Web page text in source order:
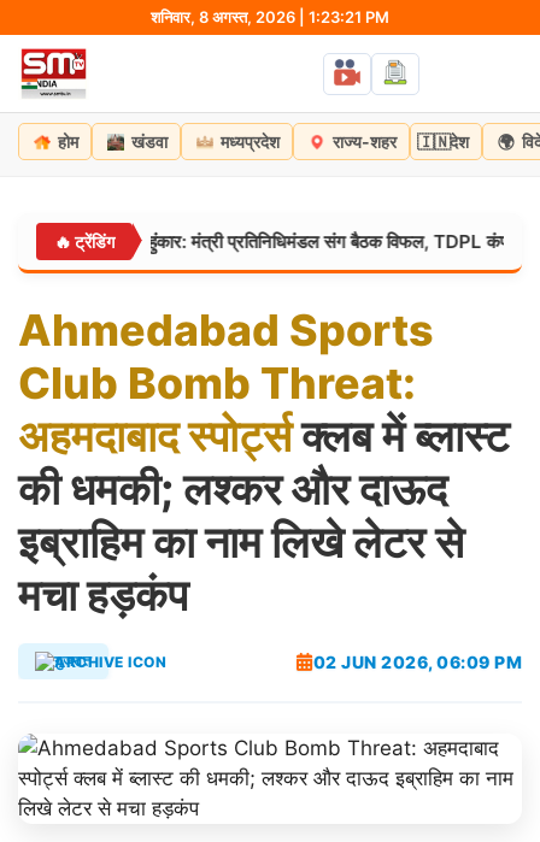
content
शनिवार, 8 अगस्त, 2026 | 1:23:22 PM
होम खंडवा मध्यप्रदेश राज्य-शहर 🇮🇳देश 🌍
🔥 ट्रेंडिंग
छात्रों का हुंकार: मंत्री प्रतिनिधिमंडल संग बैठक विफल, TDPL कंपनी को
Ahmedabad Sports
Club Bomb Threat:
अहमदाबादस्पोर्ट्सक्लब में ब्लास्ट
की धमकी; लश्कर और दाऊद
इब्राहिम का नाम लिखे लेटर से
मचा हड़कंप
गुजरात 02 JUN 2026, 06:09 PM